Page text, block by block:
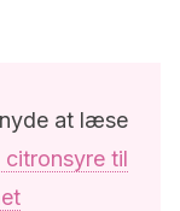
at læse
til